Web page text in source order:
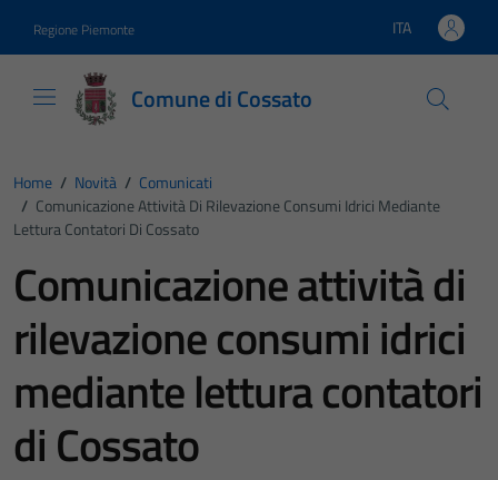
Regione Piemonte Lingua attiva:
ITA
Comune di Cossato
Home / Novità / Comunicati
/ Comunicazione Attività Di Rilevazione Consumi Idrici Mediante
Lettura Contatori Di Cossato
Comunicazione attività di
rilevazione consumi idrici
mediante lettura contatori
di Cossato